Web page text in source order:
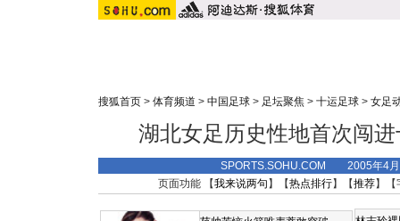
搜狐首页 > 体育频道 > 中国足球 > 足坛聚焦 > 十运足球 > 女足
湖北女足历史性地首次闯
SPORTS.SOHU.COM 2005年4
页面功能 【我来说两句 】【热点排行】【推荐】【